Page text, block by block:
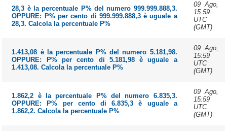
28,3 è la percentuale P% del numero 999.999.888,3.
OPPURE: P% per cento di 999.999.888,3 è uguale a
28,3. Calcola la percentuale P%
09 Ago,
15:59
UTC
(GMT)
1.413,08 è la percentuale P% del numero 5.181,98.
OPPURE: P% per cento di 5.181,98 è uguale a
1.413,08. Calcola la percentuale P%
09 Ago,
15:59
UTC
(GMT)
1.862,2 è la percentuale P% del numero 6.835,3.
OPPURE: P% per cento di 6.835,3 è uguale a
1.862,2. Calcola la percentuale P%
09 Ago,
15:59
UTC
(GMT)